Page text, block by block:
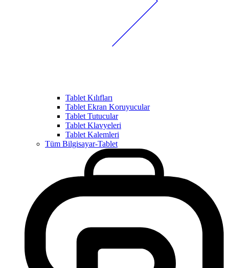
Tablet Kılıfları
Tablet Ekran Koruyucular
Tablet Tutucular
Tablet Klavyeleri
Tablet Kalemleri
Tüm Bilgisayar-Tablet